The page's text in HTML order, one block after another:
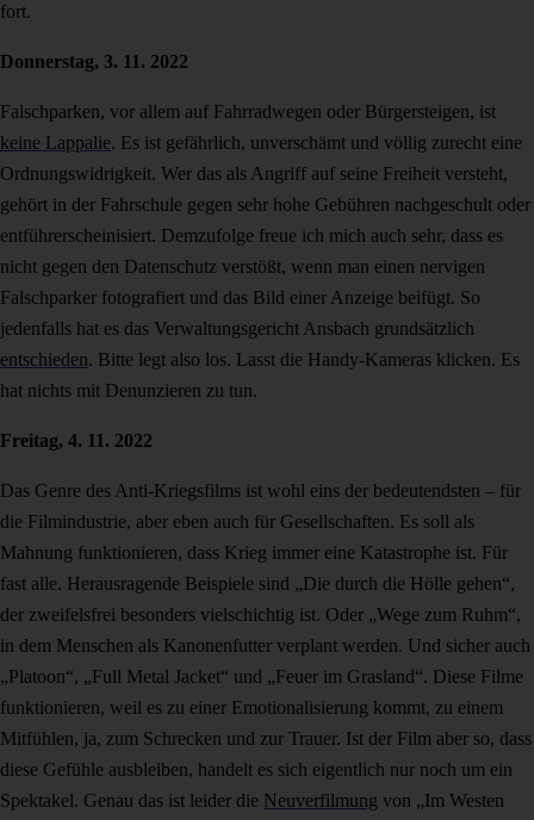
fort.
Donnerstag, 3. 11. 2022
Falschparken, vor allem auf Fahrradwegen oder Bürgersteigen, ist
keine Lappalie. Es ist gefährlich, unverschämt und völlig zurecht eine
Ordnungswidrigkeit. Wer das als Angriff auf seine Freiheit versteht,
gehört in der Fahrschule gegen sehr hohe Gebühren nachgeschult oder
entführerscheinisiert. Demzufolge freue ich mich auch sehr, dass es
nicht gegen den Datenschutz verstößt, wenn man einen nervigen
Falschparker fotografiert und das Bild einer Anzeige beifügt. So
jedenfalls hat es das Verwaltungsgericht Ansbach grundsätzlich
entschieden. Bitte legt also los. Lasst die Handy-Kameras klicken. Es
hat nichts mit Denunzieren zu tun.
Freitag, 4. 11. 2022
Das Genre des Anti-Kriegsfilms ist wohl eins der bedeutendsten – für
die Filmindustrie, aber eben auch für Gesellschaften. Es soll als
Mahnung funktionieren, dass Krieg immer eine Katastrophe ist. Für
fast alle. Herausragende Beispiele sind „Die durch die Hölle gehen“,
der zweifelsfrei besonders vielschichtig ist. Oder „Wege zum Ruhm“,
in dem Menschen als Kanonenfutter verplant werden. Und sicher auch
„Platoon“, „Full Metal Jacket“ und „Feuer im Grasland“. Diese Filme
funktionieren, weil es zu einer Emotionalisierung kommt, zu einem
Mitfühlen, ja, zum Schrecken und zur Trauer. Ist der Film aber so, dass
diese Gefühle ausbleiben, handelt es sich eigentlich nur noch um ein
Spektakel. Genau das ist leider die Neuverfilmung von „Im Westen